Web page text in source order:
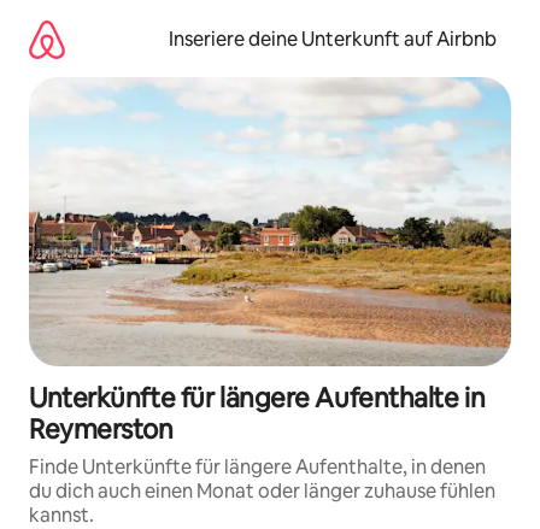
Inhalten
springen
Inseriere deine Unterkunft auf Airbnb
Unterkünfte für längere Aufenthalte in
Reymerston
Finde Unterkünfte für längere Aufenthalte, in denen
du dich auch einen Monat oder länger zuhause fühlen
kannst.